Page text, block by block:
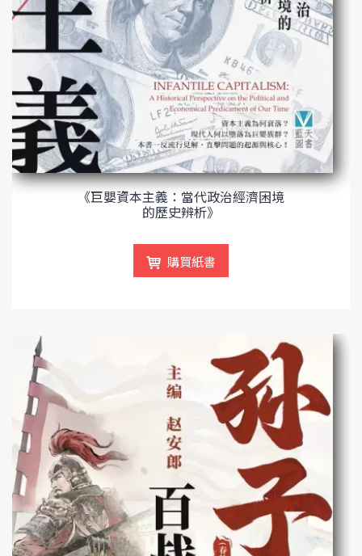
《巨嬰資本主義：當代政治經濟困境
的歷史辨析》
購買紙書